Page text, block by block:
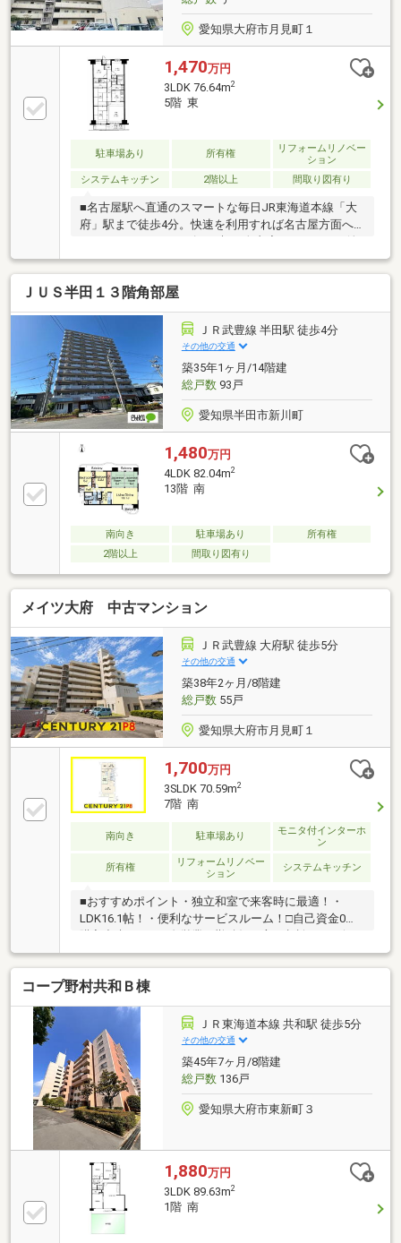
愛知県大府市月見町１
1,470万円
3LDK 76.64m2
5階 東
駐車場あり 所有権
リフォームリノベー
ション
システムキッチン
2階以上 間取り図有り
■名古屋駅へ直通のスマートな毎日JR東海道本線「大
府」駅まで徒歩4分。快速を利用すれば名古屋方面へ
れる時間にもゆとりが生まれます。■静けさを味わう
月見町エリア駅近でありながら周辺は交通量が少な
く、閑静な住宅街。整備された歩道は歩きやすく、休
日の散歩も心地よい時間です。■和室を活かしたリラ
ックス空間システムキッチンでお料理を楽しみ、食後
は和室で足を伸ばしてくつろぐ。そんなオンオフの切
り替えが叶うお部屋です。快適な駅近ライフをイメー
ジしに、ぜひ現地をご見学ください！
ＪＵＳ半田１３階角部屋
ＪＲ武豊線 半田駅 徒歩4分
その他の交通
築35年1ヶ月/14階建
総戸数93戸
愛知県半田市新川町
1,480万円
4LDK 82.04m2
13階 南
南向き 駐車場あり
所有権
2階以上
間取り図有り
メイツ大府 中古マンション
ＪＲ武豊線 大府駅 徒歩5分
その他の交通
築38年2ヶ月/8階建
総戸数55戸
愛知県大府市月見町１
1,700万円
3SLDK 70.59m2
7階 南
南向き 駐車場あり
モニタ付インターホ
ン
所有権
リフォームリノベー
ション
システムキッチン
■おすすめポイント・独立和室で来客時に最適！・
LDK16.1帖！・便利なサービスルーム！□自己資金0で
購入出来ます！□自営業、勤続短い方ご相談を！□今す
ぐ内覧大歓迎！□深夜問い合わせ受け付けます！ご契
約者様へプレゼント！マットレス、エアコン、TV、食
洗機、冷蔵庫、洗濯機、掃除機の中からお選び頂けま
す。(景品法規約上限内商品）プレゼント情報見ました
とお伝え下さい♪
コープ野村共和Ｂ棟
ＪＲ東海道本線 共和駅 徒歩5分
その他の交通
築45年7ヶ月/8階建
総戸数136戸
愛知県大府市東新町３
1,880万円
3LDK 89.63m2
1階 南